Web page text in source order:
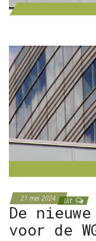
21 mei 2024 Uit
De
voor de